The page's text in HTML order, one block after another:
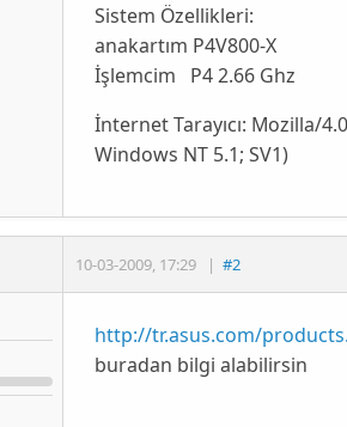
Sistem Özellikleri:
anakartım P4V800-X
İşlemcim P4 2.66 Ghz
İnternet Tarayıcı: Mozilla/
Windows NT 5.1; SV1)
10-03-2009, 17:29 | #2
http://tr.asus.com/
buradan bilgi alabilirsin